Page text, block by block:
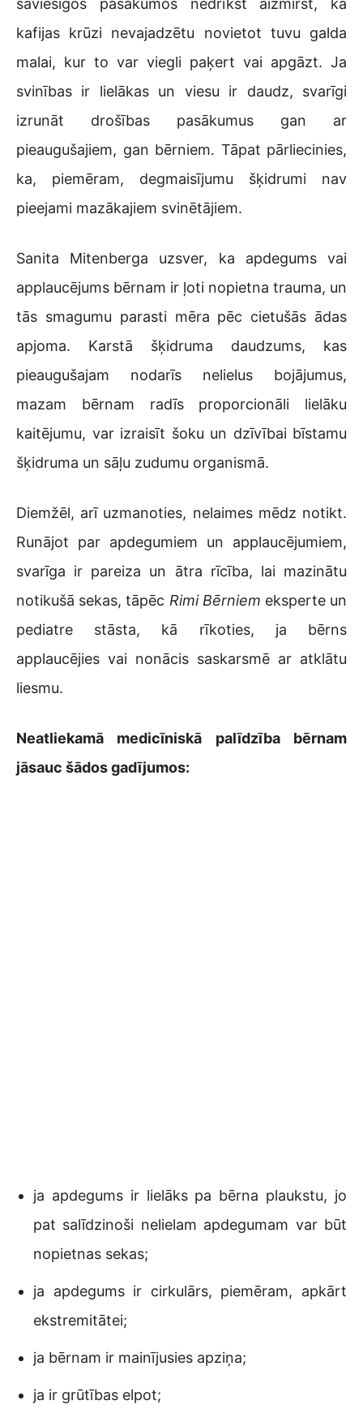
kafijas krūzi nevajadzētu novietot tuvu galda
malai, kur to var viegli paķert vai apgāzt. Ja
svinības ir lielākas un viesu ir daudz, svarīgi
izrunāt drošības pasākumus gan ar
pieaugušajiem, gan bērniem. Tāpat pārliecinies,
ka, piemēram, degmaisījumu šķidrumi nav
pieejami mazākajiem svinētājiem.
Sanita Mitenberga uzsver, ka apdegums vai
applaucējums bērnam ir ļoti nopietna trauma, un
tās smagumu parasti mēra pēc cietušās ādas
apjoma. Karstā šķidruma daudzums, kas
pieaugušajam nodarīs nelielus bojājumus,
mazam bērnam radīs proporcionāli lielāku
kaitējumu, var izraisīt šoku un dzīvībai bīstamu
šķidruma un sāļu zudumu organismā.
Diemžēl, arī uzmanoties, nelaimes mēdz notikt.
Runājot par apdegumiem un applaucējumiem,
svarīga ir pareiza un ātra rīcība, lai mazinātu
notikušā sekas, tāpēc Rimi Bērniem eksperte un
pediatre stāsta, kā rīkoties, ja bērns
applaucējies vai nonācis saskarsmē ar atklātu
liesmu.
Neatliekamā medicīniskā palīdzība bērnam
jāsauc šādos gadījumos:
ja apdegums ir lielāks pa bērna plaukstu, jo
pat salīdzinoši nelielam apdegumam var būt
nopietnas sekas;
ja apdegums ir cirkulārs, piemēram, apkārt
ekstremitātei;
ja bērnam ir mainījusies apziņa;
ja ir grūtības elpot;